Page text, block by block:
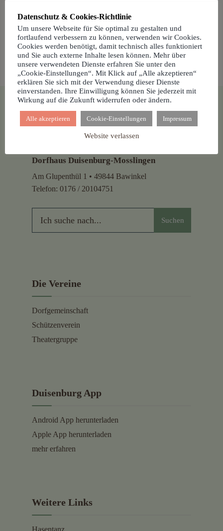
Theatergruppe Duisenburg
Dorfhaus Duisenburg-Mosslingen
Am Glupenthül 1 • 49844 Bawinkel
Telefon: 0176 / 20104751
Suchen
Die Vereine
Dorfgemeinschaft
Schützenverein
Theatergruppe
Duisenburg App
Android App herunterladen
Apple App herunterladen
mehr erfahren
Weitere Links
Datenschutz & Cookies-Richtlinie
Um unsere Webseite für Sie optimal zu gestalten und
fortlaufend verbessern zu können, verwenden wir Cookies.
Cookies werden benötigt, damit technisch alles funktioniert
und Sie auch externe Inhalte lesen können. Mehr über
unsere verwendeten Dienste erfahren Sie unter den
„Cookie-Einstellungen“. Mit Klick auf „Alle akzeptieren“
erklären Sie sich mit der Verwendung dieser Dienste
einverstanden. Ihre Einwilligung können Sie jederzeit mit
Wirkung auf die Zukunft widerrufen oder ändern.
Alle akzeptieren Cookie-Einstellungen Impressum
Website verlassen